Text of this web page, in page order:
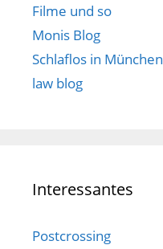
Filme und so
Monis Blog
Schlaflos in München
law blog
Interessantes
Postcrossing